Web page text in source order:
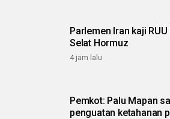
Parlemen Iran kaji
Selat Hormuz
4 jam lalu
Pemkot: Palu Mapan
penguatan ketahanan